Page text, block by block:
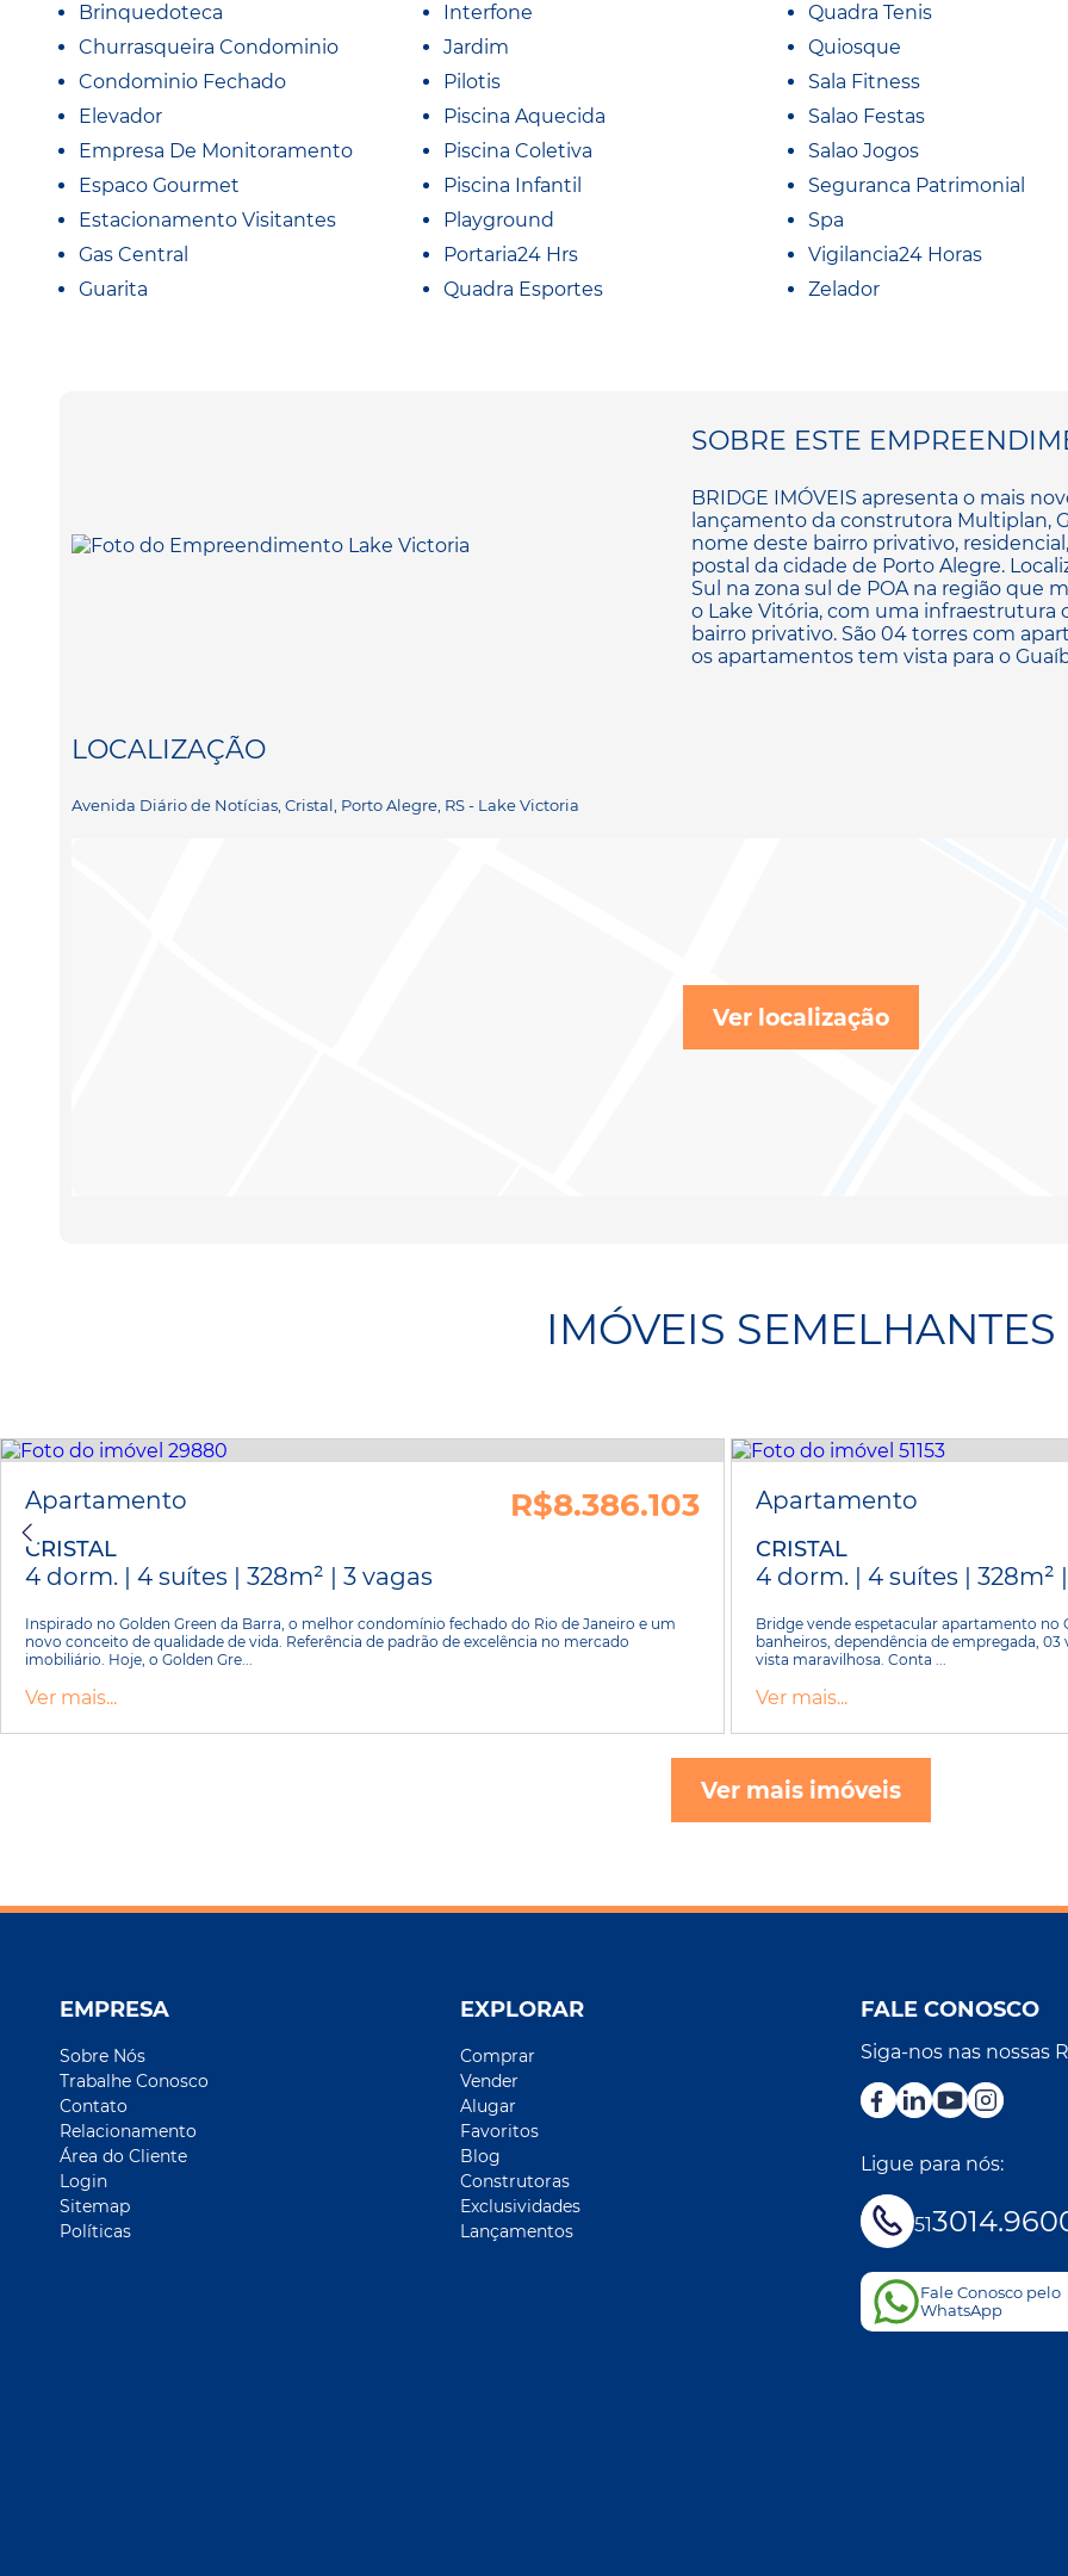
Brinquedoteca
Churrasqueira Condominio
Condominio Fechado
Elevador
Empresa De Monitoramento
Espaco Gourmet
Estacionamento Visitantes
Gas Central
Guarita
Interfone
Jardim
Pilotis
Piscina Aquecida
Piscina Coletiva
Piscina Infantil
Playground
Portaria24 Hrs
Quadra Esportes
Quadra Tenis
Quiosque
Sala Fitness
Salao Festas
Salao Jogos
Seguranca Patrimonial
Spa
Vigilancia24 Horas
Zelador
SOBRE ESTE
BRIDGE IMÓVEIS apresenta o mais
lançamento da construtora Multiplan,
nome deste bairro privativo,
postal da cidade de Porto Alegre.
Sul na zona sul de POA na região que
o Lake Vitória, com uma
bairro privativo. São 04 torres com
os apartamentos tem vista para o
LOCALIZAÇÃO
Avenida Diário de Notícias, Cristal, Porto Alegre, RS - Lake Victoria
Ver localização
IMÓVEIS SEMELHANTES
Apartamento R$8.386.103
CRISTAL
4 dorm. | 4 suítes | 328m² | 3 vagas
Inspirado no Golden Green da Barra, o melhor condomínio fechado do Rio de Janeiro e um
novo conceito de qualidade de vida. Referência de padrão de excelência no mercado
imobiliário. Hoje, o Golden Gre...
Ver mais...
Apartamento
CRISTAL
4 dorm. | 4 suítes | 328m²
Bridge vende espetacular apartamento no
banheiros, dependência de empregada,
vista maravilhosa. Conta ...
Ver mais...
Ver mais imóveis
EMPRESA
Sobre Nós
Trabalhe Conosco
Contato
Relacionamento
Área do Cliente
Login
Sitemap
Políticas
EXPLORAR
Comprar
Vender
Alugar
Favoritos
Blog
Construtoras
Exclusividades
Lançamentos
FALE CONOSCO
Siga-nos nas nossas
Ligue para nós:
51
Fale Conosco pelo
WhatsApp